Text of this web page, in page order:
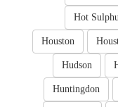
Hot
Houston
Hudson
Huntingdon